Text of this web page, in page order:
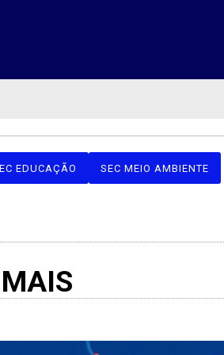
EDUCAÇÃO SEC MEIO AMBIENTE